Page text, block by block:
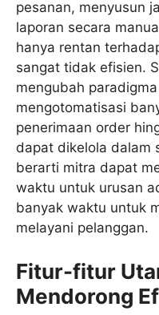
pesanan, menyusun
laporan secara
hanya rentan
sangat tidak efisien.
mengubah
mengotomatisasi
penerimaan order
dapat dikelola dalam
berarti mitra dapat
waktu untuk urusan
banyak waktu untuk
melayani pelanggan.
Fitur-fitur
Mendorong